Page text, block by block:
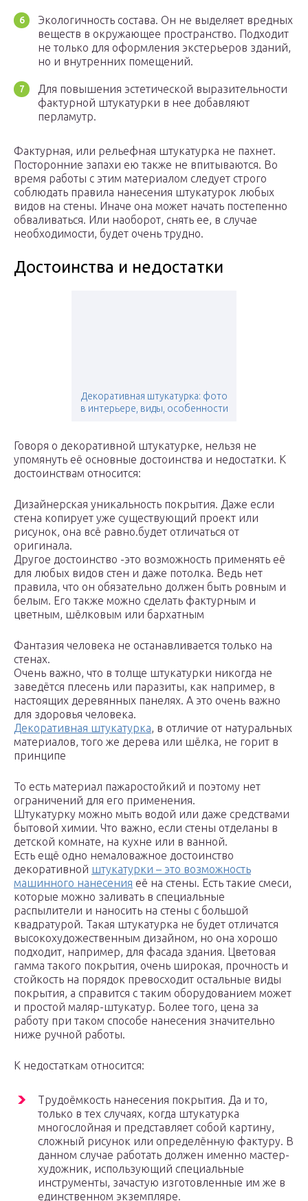
Экологичность состава. Он не выделяет вредных
веществ в окружающее пространство. Подходит
не только для оформления экстерьеров зданий,
но и внутренних помещений.
Для повышения эстетической выразительности
фактурной штукатурки в нее добавляют
перламутр.
Фактурная, или рельефная штукатурка не пахнет.
Посторонние запахи ею также не впитываются. Во
время работы с этим материалом следует строго
соблюдать правила нанесения штукатурок любых
видов на стены. Иначе она может начать постепенно
обваливаться. Или наоборот, снять ее, в случае
необходимости, будет очень трудно.
Достоинства и недостатки
Декоративная штукатурка: фото
в интерьере, виды, особенности
Говоря о декоративной штукатурке, нельзя не
упомянуть её основные достоинства и недостатки. К
достоинствам относится:
Дизайнерская уникальность покрытия. Даже если
стена копирует уже существующий проект или
рисунок, она всё равно.будет отличаться от
оригинала.
Другое достоинство -это возможность применять её
для любых видов стен и даже потолка. Ведь нет
правила, что он обязательно должен быть ровным и
белым. Его также можно сделать фактурным и
цветным, шёлковым или бархатным
Фантазия человека не останавливается только на
стенах.
Очень важно, что в толще штукатурки никогда не
заведётся плесень или паразиты, как например, в
настоящих деревянных панелях. А это очень важно
для здоровья человека.
Декоративная штукатурка, в отличие от натуральных
материалов, того же дерева или шёлка, не горит в
принципе
То есть материал пажаростойкий и поэтому нет
ограничений для его применения.
Штукатурку можно мыть водой или даже средствами
бытовой химии. Что важно, если стены отделаны в
детской комнате, на кухне или в ванной.
Есть ещё одно немаловажное достоинство
декоративной штукатурки – это возможность
машинного нанесения её на стены. Есть такие смеси,
которые можно заливать в специальные
распылители и наносить на стены с большой
квадратурой. Такая штукатурка не будет отличатся
высокохудожественным дизайном, но она хорошо
подходит, например, для фасада здания. Цветовая
гамма такого покрытия, очень широкая, прочность и
стойкость на порядок превосходит остальные виды
покрытия, а справится с таким оборудованием может
и простой маляр-штукатур. Более того, цена за
работу при таком способе нанесения значительно
ниже ручной работы.
К недостаткам относится:
Трудоёмкость нанесения покрытия. Да и то,
только в тех случаях, когда штукатурка
многослойная и представляет собой картину,
сложный рисунок или определённую фактуру. В
данном случае работать должен именно мастер-
художник, использующий специальные
инструменты, зачастую изготовленные им же в
единственном экземпляре.